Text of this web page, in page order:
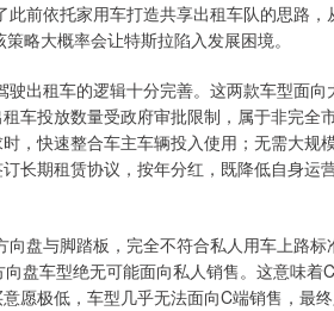
前依托家用车打造共享出租车队的思路
略大概率会让特斯拉陷入发展困境。
出租车的逻辑十分完善。这两款车型面
车投放数量受政府审批限制，属于非完全
，快速整合车主车辆投入使用；无需大规
长期租赁协议，按年分红，既降低自身运
盘与脚踏板，完全不符合私人用车上路
盘车型绝无可能面向私人销售。这意味着
愿极低，车型几乎无法面向C端销售，最终